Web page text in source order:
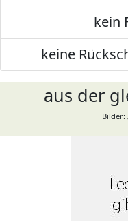
kein
keine
aus der
Bilder: